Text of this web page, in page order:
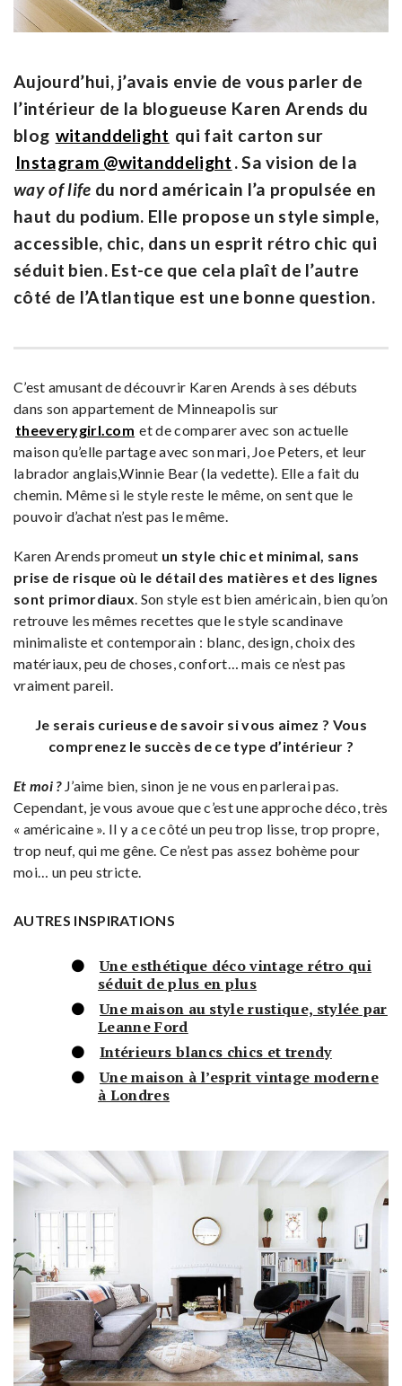
Aujourd’hui, j’avais envie de vous parler de
l’intérieur de la blogueuse Karen Arends du
blog witanddelight qui fait carton sur
Instagram @witanddelight . Sa vision de la
way of life du nord américain l’a propulsée en
haut du podium. Elle propose un style simple,
accessible, chic, dans un esprit rétro chic qui
séduit bien. Est-ce que cela plaît de l’autre
côté de l’Atlantique est une bonne question.
C’est amusant de découvrir Karen Arends à ses débuts
dans son appartement de Minneapolis sur
theeverygirl.com et de comparer avec son actuelle
maison qu’elle partage avec son mari, Joe Peters, et leur
labrador anglais,Winnie Bear (la vedette). Elle a fait du
chemin. Même si le style reste le même, on sent que le
pouvoir d’achat n’est pas le même.
Karen Arends promeut un style chic et minimal, sans
prise de risque où le détail des matières et des lignes
sont primordiaux . Son style est bien américain, bien qu’on
retrouve les mêmes recettes que le style scandinave
minimaliste et contemporain : blanc, design, choix des
matériaux, peu de choses, confort… mais ce n’est pas
vraiment pareil.
Je serais curieuse de savoir si vous aimez ? Vous
comprenez le succès de ce type d’intérieur ?
Et moi ?J’aime bien, sinon je ne vous en parlerai pas.
Cependant, je vous avoue que c’est une approche déco, très
« américaine ». Il y a ce côté un peu trop lisse, trop propre,
trop neuf, qui me gêne. Ce n’est pas assez bohème pour
moi… un peu stricte.
AUTRES INSPIRATIONS
Une esthétique déco vintage rétro qui
séduit de plus en plus
Une maison au style rustique, stylée par
Leanne Ford
Intérieurs blancs chics et trendy
Une maison à l’esprit vintage moderne
à Londres